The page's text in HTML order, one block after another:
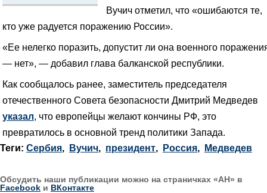
Вучич отметил, что «ошибаются те,
кто уже радуется поражению России».
«Ее нелегко поразить, допустит ли она военного
— нет», — добавил глава балканской республики.
Как сообщалось ранее, заместитель председателя
отечественного Совета безопасности Дмитрий Медведев
указал, что европейцы желают кончины РФ, это
превратилось в основной тренд политики Запада.
Теги: Сербия, Вучич, президент, Россия, Медведев
Обсудить наши публикации можно на страничках «АН» в
Facebook и ВКонтакте